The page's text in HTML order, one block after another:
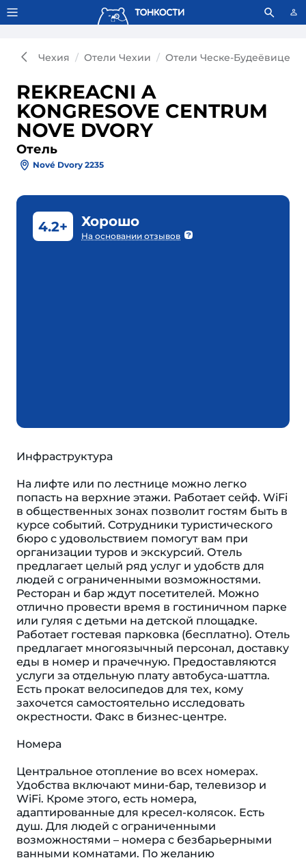
Тонкости используют сookie-файлы. Что это значит?
Чехия Отели Чехии Отели Ческе-Будеёвице
REKREACNI A
KONGRESOVE CENTRUM
NOVE DVORY
Отель
Nové Dvory 2235
4.2+ Хорошо
На основании отзывов
Инфраструктура
На лифте или по лестнице можно легко
попасть на верхние этажи. Работает сейф. WiFi
в общественных зонах позволит гостям быть в
курсе событий. Сотрудники туристического
бюро с удовольствием помогут вам при
организации туров и экскурсий. Отель
предлагает целый ряд услуг и удобств для
людей с ограниченными возможностями.
Ресторан и бар ждут посетителей. Можно
отлично провести время в гостиничном парке
или гуляя с детьми на детской площадке.
Работает гостевая парковка (бесплатно). Отель
предлагает многоязычный персонал, доставку
еды в номер и прачечную. Предоставляются
услуги за отдельную плату автобуса-шаттла.
Есть прокат велосипедов для тех, кому
захочется самостоятельно исследовать
окрестности. Факс в бизнес-центре.
Номера
Центральное отопление во всех номерах.
Удобства включают мини-бар, телевизор и
WiFi. Кроме этого, есть номера,
адаптированные для кресел-колясок. Eсть
душ. Для людей с ограниченными
возможностями – номера с безбарьерными
ванными комнатами. По желанию